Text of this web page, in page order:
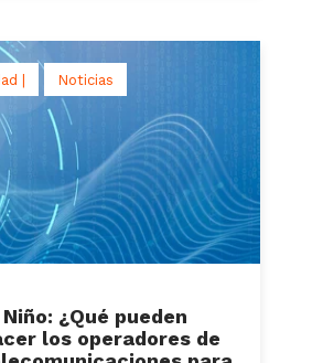
| Noticias
Niño: ¿Qué pueden
los operadores de